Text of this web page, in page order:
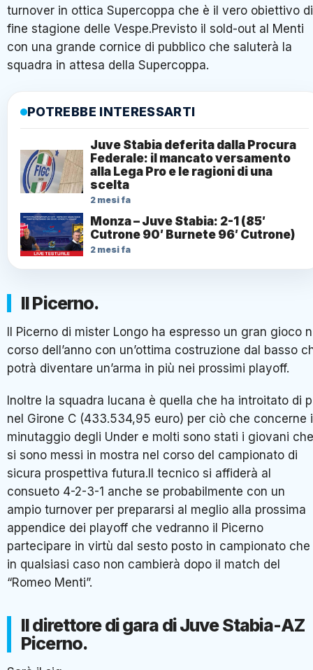
turnover in ottica Supercoppa che è il vero obiettivo di
fine stagione delle Vespe.Previsto il sold-out al Menti
con una grande cornice di pubblico che saluterà la
squadra in attesa della Supercoppa.
POTREBBE INTERESSARTI
Juve Stabia deferita dalla Procura
Federale: il mancato versamento
alla Lega Pro e le ragioni di una
scelta
2 mesi fa
Monza – Juve Stabia: 2-1 (85′
Cutrone 90′ Burnete 96′ Cutrone)
2 mesi fa
Il Picerno.
Il Picerno di mister Longo ha espresso un gran gioco
corso dell’anno con un’ottima costruzione dal basso
potrà diventare un’arma in più nei prossimi playoff.
Inoltre la squadra lucana è quella che ha introitato di
nel Girone C (433.534,95 euro) per ciò che concerne
minutaggio degli Under e molti sono stati i giovani che
si sono messi in mostra nel corso del campionato di
sicura prospettiva futura.Il tecnico si affiderà al
consueto 4-2-3-1 anche se probabilmente con un
ampio turnover per prepararsi al meglio alla prossima
appendice dei playoff che vedranno il Picerno
partecipare in virtù dal sesto posto in campionato che
in qualsiasi caso non cambierà dopo il match del
“Romeo Menti”.
Il direttore di gara di Juve Stabia-AZ
Picerno.